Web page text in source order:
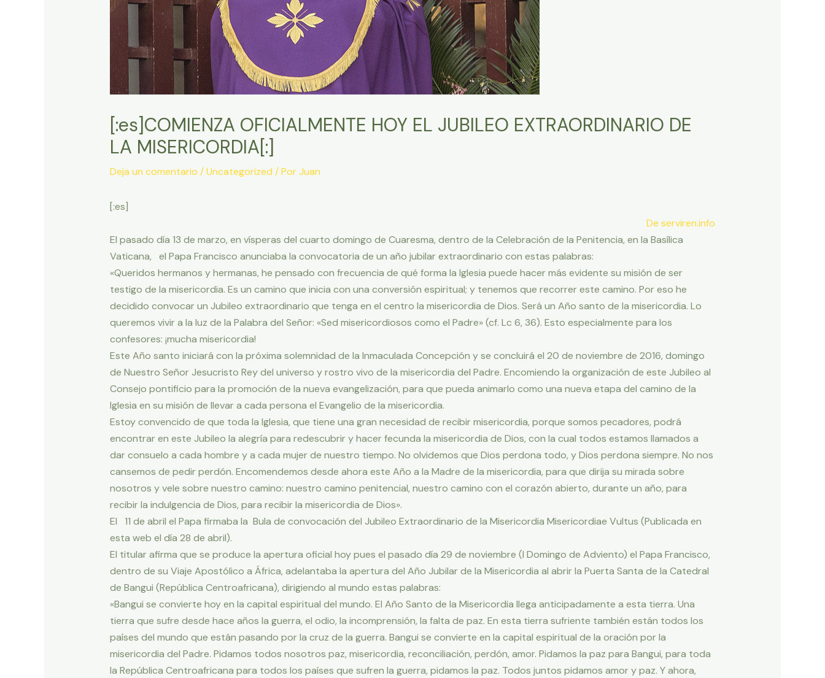
[:es]COMIENZA OFICIALMENTE HOY EL JUBILEO EXTRAORDINARIO DE
LA MISERICORDIA[:]
Deja un comentario /Uncategorized / PorJuan
[:es]
De serviren.info
El pasado día 13 de marzo, en vísperas del cuarto domingo de Cuaresma, dentro de la Celebración de la Penitencia, en la Basílica
Vaticana, el Papa Francisco anunciaba la convocatoria de un año jubilar extraordinario con estas palabras:
«Queridos hermanos y hermanas, he pensado con frecuencia de qué forma la Iglesia puede hacer más evidente su misión de ser
testigo de la misericordia. Es un camino que inicia con una conversión espiritual; y tenemos que recorrer este camino. Por eso he
decidido convocar un Jubileo extraordinario que tenga en el centro la misericordia de Dios. Será un Año santo de la misericordia. Lo
queremos vivir a la luz de la Palabra del Señor: «Sed misericordiosos como el Padre» (cf. Lc 6, 36). Esto especialmente para los
confesores: ¡mucha misericordia!
Este Año santo iniciará con la próxima solemnidad de la Inmaculada Concepción y se concluirá el 20 de noviembre de 2016, domingo
de Nuestro Señor Jesucristo Rey del universo y rostro vivo de la misericordia del Padre. Encomiendo la organización de este Jubileo al
Consejo pontificio para la promoción de la nueva evangelización, para que pueda animarlo como una nueva etapa del camino de la
Iglesia en su misión de llevar a cada persona el Evangelio de la misericordia.
Estoy convencido de que toda la Iglesia, que tiene una gran necesidad de recibir misericordia, porque somos pecadores, podrá
encontrar en este Jubileo la alegría para redescubrir y hacer fecunda la misericordia de Dios, con la cual todos estamos llamados a
dar consuelo a cada hombre y a cada mujer de nuestro tiempo. No olvidemos que Dios perdona todo, y Dios perdona siempre. No nos
cansemos de pedir perdón. Encomendemos desde ahora este Año a la Madre de la misericordia, para que dirija su mirada sobre
nosotros y vele sobre nuestro camino: nuestro camino penitencial, nuestro camino con el corazón abierto, durante un año, para
recibir la indulgencia de Dios, para recibir la misericordia de Dios».
El 11 de abril el Papa firmaba la Bula de convocación del Jubileo Extraordinario de la Misericordia Misericordiae Vultus (Publicada en
esta web el día 28 de abril).
El titular afirma que se produce la apertura oficial hoy pues el pasado día 29 de noviembre (I Domingo de Adviento) el Papa Francisco,
dentro de su Viaje Apostólico a África, adelantaba la apertura del Año Jubilar de la Misericordia al abrir la Puerta Santa de la Catedral
de Bangui (República Centroafricana), dirigiendo al mundo estas palabras:
«Bangui se convierte hoy en la capital espiritual del mundo. El Año Santo de la Misericordia llega anticipadamente a esta tierra. Una
tierra que sufre desde hace años la guerra, el odio, la incomprensión, la falta de paz. En esta tierra sufriente también están todos los
países del mundo que están pasando por la cruz de la guerra. Bangui se convierte en la capital espiritual de la oración por la
misericordia del Padre. Pidamos todos nosotros paz, misericordia, reconciliación, perdón, amor. Pidamos la paz para Bangui, para toda
la República Centroafricana para todos los países que sufren la guerra, pidamos la paz. Todos juntos pidamos amor y paz. Y ahora,